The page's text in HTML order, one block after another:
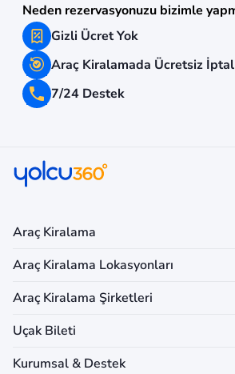
Neden rezervasyonuzu bizimle
Gizli Ücret Yok
Araç Kiralamada Ücretsiz İptal
7/24 Destek
Araç Kiralama
Araç Kiralama Lokasyonları
Araç Kiralama Şirketleri
Uçak Bileti
Kurumsal & Destek